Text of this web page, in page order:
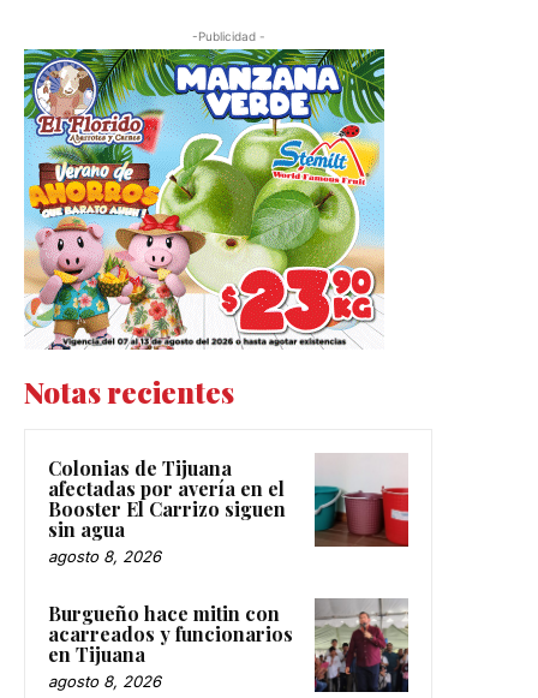
-Publicidad -
Notas recientes
Colonias de Tijuana
afectadas por avería en el
Booster El Carrizo siguen
sin agua
agosto 8, 2026
Burgueño hace mitin con
acarreados y funcionarios
en Tijuana
agosto 8, 2026